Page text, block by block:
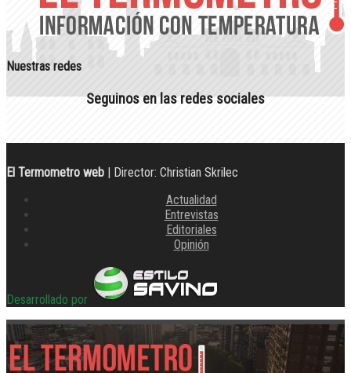
Nuestras redes
Seguinos en las redes sociales
El Termometro web | Director: Christian Skrilec
Actualidad
Entrevistas
Editoriales
Opinión
Desarrollado por